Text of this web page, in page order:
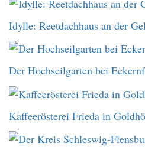
Idylle: Reetdachhaus an der
Der Hochseilgarten bei
Kaffeerösterei Frieda in